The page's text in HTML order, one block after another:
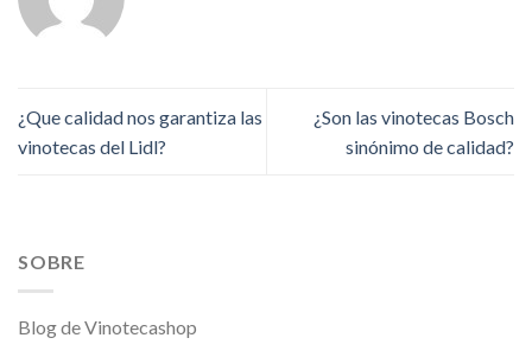
¿Que calidad nos garantiza las
vinotecas del Lidl?
¿Son las vinotecas Bosch
sinónimo de calidad?
SOBRE
Blog de Vinotecashop